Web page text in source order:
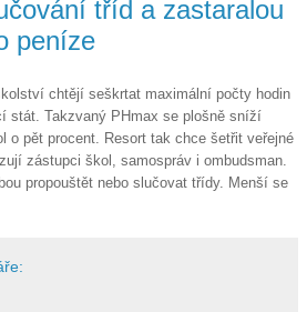
tříd a zastaralou
peníze
chtějí seškrtat maximální počty hodin
stát. Takzvaný PHmax se plošně sníží
o pět procent. Resort tak chce šetřit veřejné
zástupci škol, samospráv i ombudsman.
propouštět nebo slučovat třídy. Menší se